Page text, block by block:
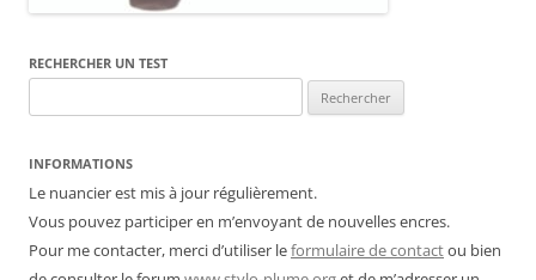
RECHERCHER UN TEST
INFORMATIONS
Le nuancier est mis à jour régulièrement.
Vous pouvez participer en m’envoyant de nouvelles encres.
Pour me contacter, merci d’utiliser leformulaire de contactou bien